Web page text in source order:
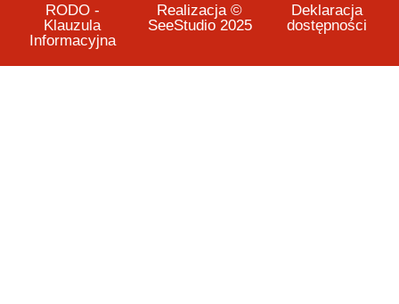
RODO -
Klauzula
Informacyjna
Realizacja ©
SeeStudio 2025
Deklaracja
dostępności